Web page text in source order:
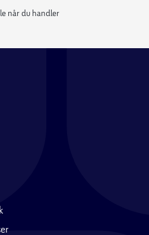
når du handler